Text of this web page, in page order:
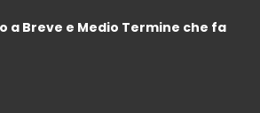
a Breve e Medio Termine che fa